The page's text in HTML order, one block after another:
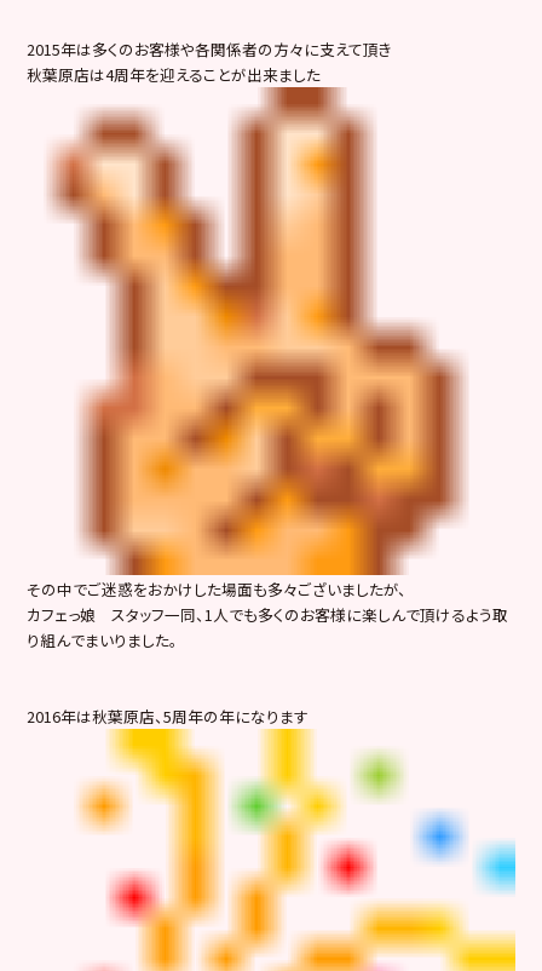
2015年は多くのお客様や各関係者の方々に支えて頂き
秋葉原店は4周年を迎えることが出来ました
その中でご迷惑をおかけした場面も多々ございましたが、
カフェっ娘 スタッフ一同、1人でも多くのお客様に楽しんで頂けるよう取
り組んでまいりました。
2016年は秋葉原店、5周年の年になります